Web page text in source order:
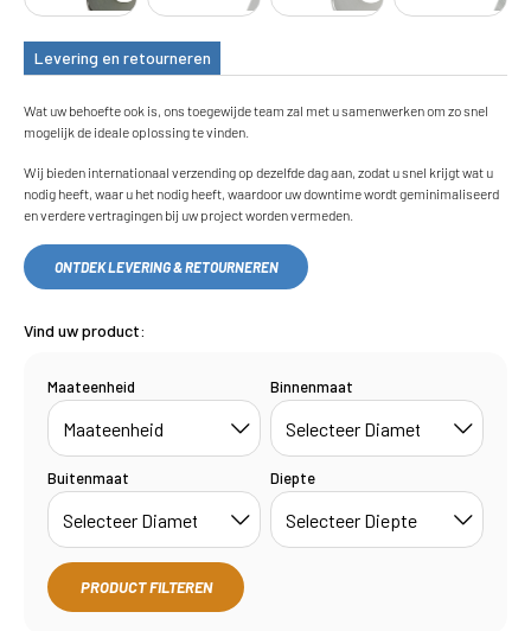
Levering en retourneren
Wat uw behoefte ook is, ons toegewijde team zal met u samenwerken om zo snel
mogelijk de ideale oplossing te vinden.
Wij bieden internationaal verzending op dezelfde dag aan, zodat u snel krijgt wat u
nodig heeft, waar u het nodig heeft, waardoor uw downtime wordt geminimaliseerd
en verdere vertragingen bij uw project worden vermeden.
ONTDEK LEVERING & RETOURNEREN
Vind uw product:
Maateenheid Binnenmaat
Buitenmaat Diepte
PRODUCT FILTEREN